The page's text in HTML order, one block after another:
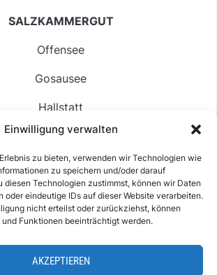
Einwilligung verwalten
zu bieten, verwenden wir Technologien wie
zu speichern und/oder darauf
diesen Technologien zustimmst, können wir Daten
oder eindeutige IDs auf dieser Website verarbeiten.
nicht erteilst oder zurückziehst, können
Funktionen beeinträchtigt werden.
AKZEPTIEREN
SALZKAMMERGUT
Offensee
Gosausee
Hallstatt
Langbathsee
Altausseer See
Hintersee
& KONTAKT